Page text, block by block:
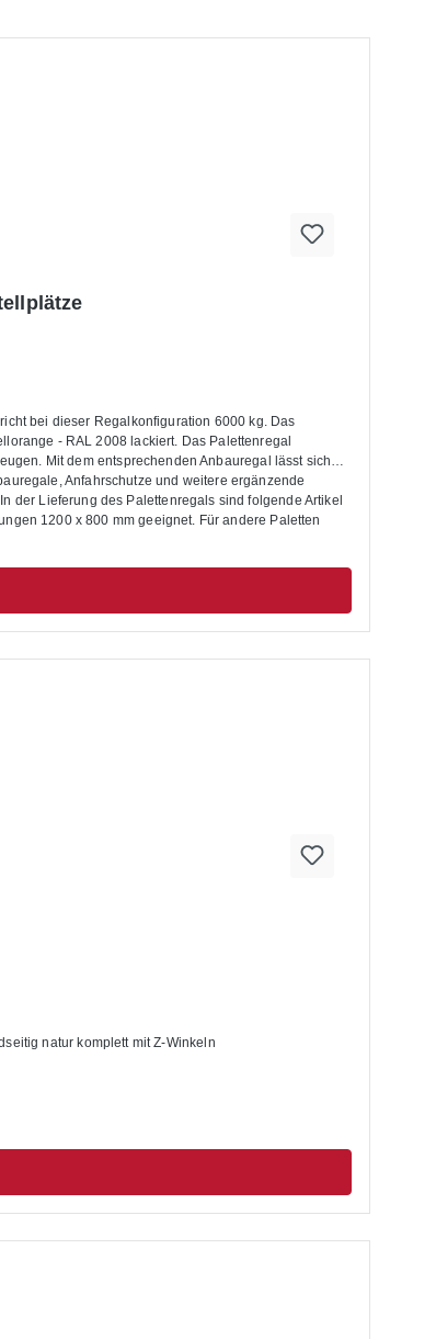
bei dieser Regalkonfiguration 6000 kg. Das
lackiert. Das Palettenregal
Mit dem entsprechenden Anbauregal lässt sich
Anfahrschutze und weitere ergänzende
1200 x 800 mm geeignet. Für andere Paletten
sind nicht zur Aufstellung im Außenbereich
2700 mm) beidseitig natur komplett mit Z-Winkeln